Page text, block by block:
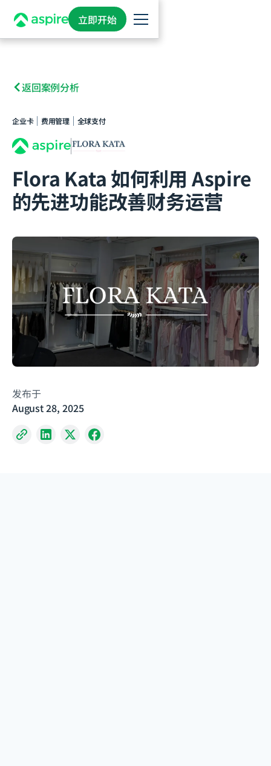
立即开始
返回案例分析
企业卡 费用管理 全球支付
Flora Kata 如何利用 Aspire
的先进功能改善财务运营
发布于
August 28, 2025